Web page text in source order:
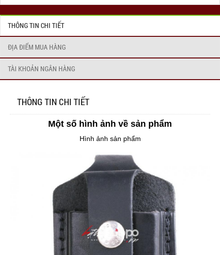
THÔNG TIN CHI TIẾT
ĐỊA ĐIỂM MUA HÀNG
TÀI KHOẢN NGÂN HÀNG
THÔNG TIN CHI TIẾT
Một số hình ảnh về sản phẩm
Hình ảnh sản phẩm